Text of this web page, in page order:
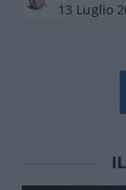
13 Luglio